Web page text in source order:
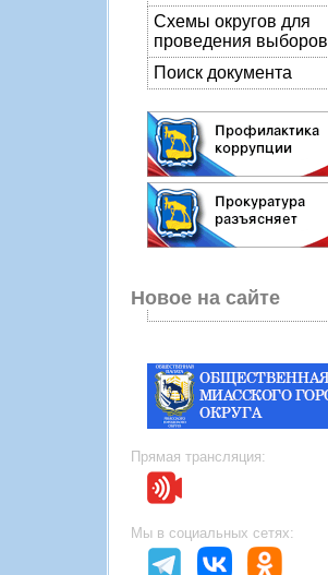
Схемы округов для
проведения выборов
Поиск документа
Новое на сайте
Прямая трансляция:
Мы в социальных сетях: